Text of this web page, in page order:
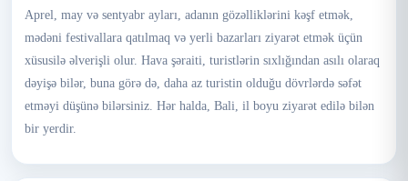
Aprel, may və sentyabr ayları, adanın gözəlliklərini kəşf etmək,
mədəni festivallara qatılmaq və yerli bazarları ziyarət etmək üçün
xüsusilə əlverişli olur. Hava şəraiti, turistlərin sıxlığından asılı olaraq
dəyişə bilər, buna görə də, daha az turistin olduğu dövrlərdə səfət
etməyi düşünə bilərsiniz. Hər halda, Bali, il boyu ziyarət edilə bilən
bir yerdir.